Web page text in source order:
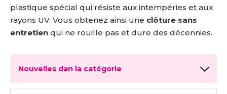
plastique spécial qui résiste aux intempéries et aux
rayons UV. Vous obtenez ainsi une clôture sans
entretien qui ne rouille pas et dure des décennies.
Nouvelles dan la catégorie